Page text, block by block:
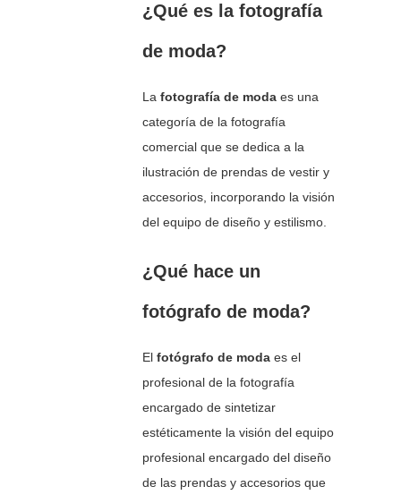
¿Qué es la fotografía
de moda?
Lafotografía de moda es una
categoría de la fotografía
comercial que se dedica a la
ilustración de prendas de vestir y
accesorios, incorporando la visión
del equipo de diseño y estilismo.
¿Qué hace un
fotógrafo de moda?
Elfotógrafo de moda es el
profesional de la fotografía
encargado de sintetizar
estéticamente la visión del equipo
profesional encargado del diseño
de las prendas y accesorios que